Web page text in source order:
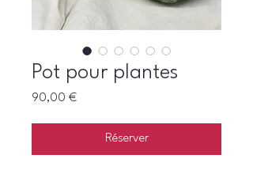
Pot pour plantes
90,00 €Prix
Réserver